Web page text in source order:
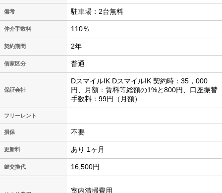
備考 駐車場：2台無料
仲介手数料 110％
契約期間 2年
借家区分 普通
保証会社
DスマイルIK DスマイルIK 契約時：35，000
円、月額：賃料等総額の1%と800円、口座振替
手数料：99円（月額）
フリーレント
損保 不要
更新料 あり 1ヶ月
鍵交換代 16,500円
室内清掃費用